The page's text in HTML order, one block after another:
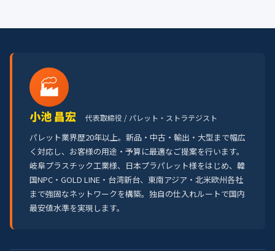
🏭
小池 昌宏 代表取締役 / パレット・ストラテジスト
パレット業界歴20年以上。新品・中古・輸出・大型まで幅広
く対応し、お客様の用途・予算に最適なご提案を行います。
岐阜プラスチック工業様、日本プラパレット様をはじめ、韓
国NPC・GOLD LINE・台湾新台、東南アジア・北米欧州各社
まで強固なネットワークを構築。独自の仕入れルートで国内
最安値水準を実現します。